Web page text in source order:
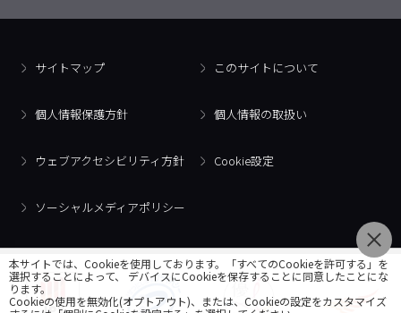
サイトマップ このサイトについて
個人情報保護方針 個人情報の取扱い
ウェブアクセシビリティ方針 Cookie設定
ソーシャルメディアポリシー
本サイトでは、Cookieを使用しております。「すべてのCookieを許可する」を
選択することによって、 デバイスにCookieを保存することに同意したことにな
ります。
Cookieの使用を無効化(オプトアウト)、または、Cookieの設定をカスタマイズ